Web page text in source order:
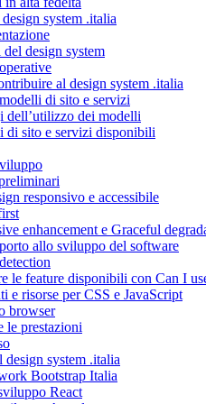
system .italia
design system
al design system .italia
di sito e servizi
dell’utilizzo dei modelli
di sito e servizi disponibili
responsivo e accessibile
enhancement e Graceful
allo sviluppo del software
le feature disponibili con Can I
e risorse per CSS e JavaScript
browser
le prestazioni
system .italia
Bootstrap Italia
React